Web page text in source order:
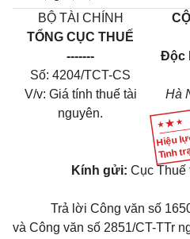
Hiệu
Tình
BỘ TÀI CHÍNH
TỔNG CỤC THUẾ
-------
Số: 4204/TCT-CS
V/v: Giá tính thuế tài
nguyên.
Độc
Hà
Kính gửi: Cục Thuế
Trả lời Công văn số
và Công văn số 2851/CT-TTr